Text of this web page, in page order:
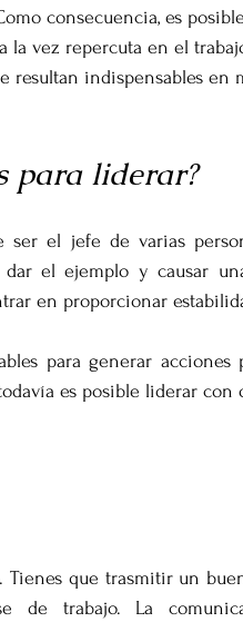
consecuencia, es
vez repercuta en el
resultan indispensables en
para liderar?
el jefe de varias
el ejemplo y causar
en proporcionar
para generar acciones
es posible liderar con
Tienes que trasmitir un
de trabajo. La